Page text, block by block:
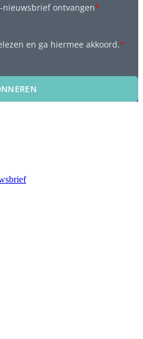
nieuwsbrief ontvangen*
en ga hiermee akkoord.*